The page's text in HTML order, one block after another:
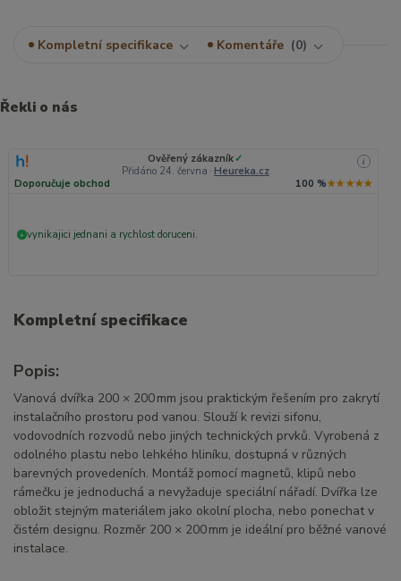
Kompletní specifikace Komentáře 0
Řekli o nás
Ověřený zákazník ✓
Přidáno 24. června · Heureka.cz
i
Doporučuje obchod 100 %★★★★★
+ vynikajici jednani a rychlost doruceni.
Kompletní specifikace
Popis:
Vanová dvířka 200 × 200 mm jsou praktickým řešením pro zakrytí
instalačního prostoru pod vanou. Slouží k revizi sifonu,
vodovodních rozvodů nebo jiných technických prvků. Vyrobená z
odolného plastu nebo lehkého hliníku, dostupná v různých
barevných provedeních. Montáž pomocí magnetů, klipů nebo
rámečku je jednoduchá a nevyžaduje speciální nářadí. Dvířka lze
obložit stejným materiálem jako okolní plocha, nebo ponechat v
čistém designu. Rozměr 200 × 200 mm je ideální pro běžné vanové
instalace.